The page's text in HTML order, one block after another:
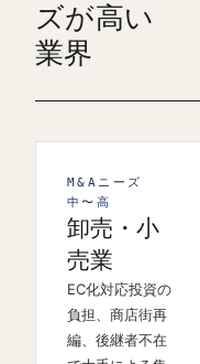
ズが高い
業界
M&Aニーズ
中〜高
卸売・小
売業
EC化対応投資の
負担、商店街再
編、後継者不在